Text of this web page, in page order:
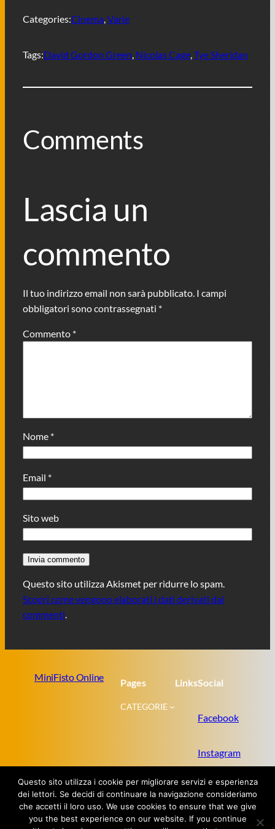
k
p
m d
Categories:Cinema, Varie
Tags:David Gordon Green Nicolas Cage, Tye Sheridan
Comments
Lascia un
commento
Il tuo indirizzo email non sarà pubblicato. I campi
obbligatori sono contrassegnati *
Commento *
Nome *
Email *
Sito web
Questo sito utilizza Akismet per ridurre lo spam.
Scopri come vengono elaborati i dati derivati dai
commenti.
MiniFisto Online Pages
CATEGORIE
LinksSocial
Facebook
Instagram
Twitter
Questo sito utilizza i cookie per migliorare servizi e esperienza
dei lettori. Se decidi di continuare la navigazione consideriamo
che accetti il loro uso. We use cookies to ensure that we give
you the best experience on our website. If you continue